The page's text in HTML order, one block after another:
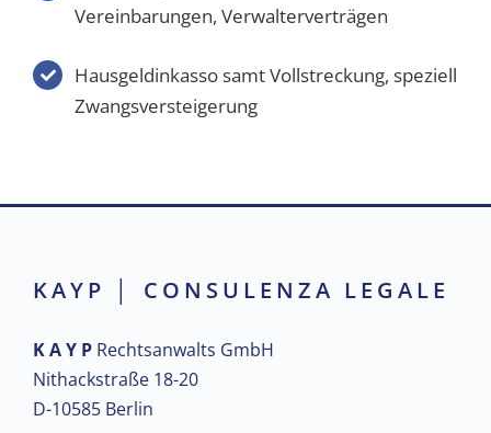
Vereinbarungen, Verwalterverträgen
Hausgeldinkasso samt Vollstreckung, speziell
Zwangsversteigerung
KAYP │ CONSULENZA LEGALE
K A Y P Rechtsanwalts GmbH
Nithackstraße 18-20
D-10585 Berlin